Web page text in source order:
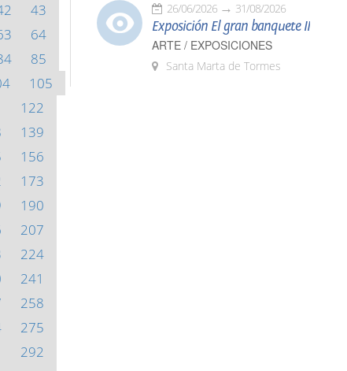
43
64
85
105
122
139
156
173
190
207
224
241
258
275
292
26/06/2026 31/08/2026
Exposición El gran banquete II
ARTE / EXPOSICIONES
Santa Marta de Tormes